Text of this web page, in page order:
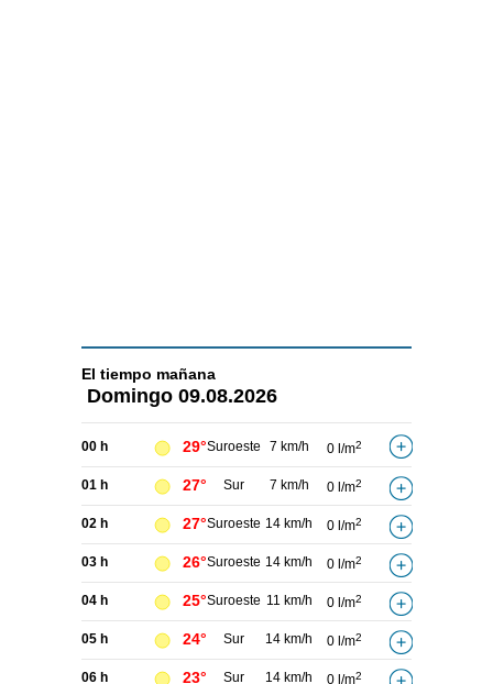
El tiempo mañana
Domingo 09.08.2026
00 h 29°Suroeste 7 km/h 0 l/m2
01 h 27° Sur 7 km/h 0 l/m2
02 h 27°Suroeste 14 km/h 0 l/m2
03 h 26°Suroeste 14 km/h 0 l/m2
04 h 25°Suroeste 11 km/h 0 l/m2
05 h 24° Sur 14 km/h 0 l/m2
06 h 23° Sur 14 km/h 0 l/m2